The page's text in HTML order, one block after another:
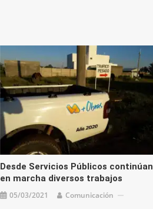
Desde Servicios Públicos continúan
en marcha diversos trabajos
05/03/2021 Comunicación